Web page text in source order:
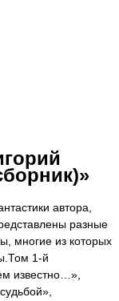
автора,
разные
многие из которых
1-й
известно…»,